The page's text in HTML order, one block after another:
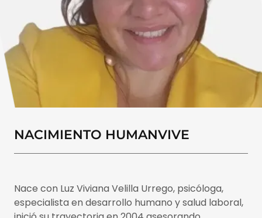
NACIMIENTO HUMANVIVE
Nace con Luz Viviana Velilla Urrego, psicóloga,
especialista en desarrollo humano y salud laboral,